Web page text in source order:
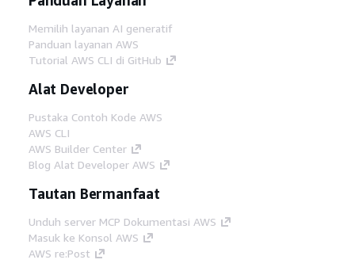
Memilih layanan AI generatif
Panduan layanan AWS
Tutorial AWS CLI di GitHub
Alat Developer
Pustaka Contoh Kode AWS
AWS CLI
AWS Builder Center
Blog Alat Developer AWS
Tautan Bermanfaat
Unduh server MCP Dokumentasi AWS
Masuk ke Konsol AWS
AWS re:Post